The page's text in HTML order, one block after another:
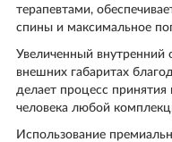
терапевтами,
спины и максимальное
Увеличенный внутренний
внешних габаритах
делает процесс
человека любой
Использование